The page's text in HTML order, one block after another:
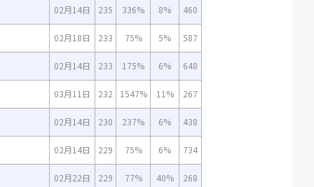
02月14日 235 336% 8% 460
02月18日 233 75% 5% 587
02月14日 233 175% 6% 648
03月11日 232 1547% 11% 267
02月14日 230 237% 6% 438
02月14日 229 75% 6% 734
02月22日 229 77% 40% 268